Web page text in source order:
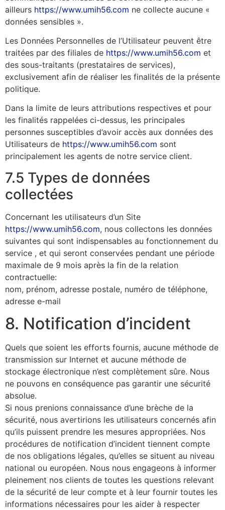
ailleurs https://www.umih56.com ne collecte aucune «
données sensibles ».
Les Données Personnelles de l’Utilisateur peuvent être
traitées par des filiales de https://www.umih56.com et
des sous-traitants (prestataires de services),
exclusivement afin de réaliser les finalités de la présente
politique.
Dans la limite de leurs attributions respectives et pour
les finalités rappelées ci-dessus, les principales
personnes susceptibles d’avoir accès aux données des
Utilisateurs de https://www.umih56.com sont
principalement les agents de notre service client.
7.5 Types de données
collectées
Concernant les utilisateurs d’un Site
https://www.umih56.com, nous collectons les données
suivantes qui sont indispensables au fonctionnement du
service , et qui seront conservées pendant une période
maximale de 9 mois après la fin de la relation
contractuelle:
nom, prénom, adresse postale, numéro de téléphone,
adresse e-mail
8. Notification d’incident
Quels que soient les efforts fournis, aucune méthode de
transmission sur Internet et aucune méthode de
stockage électronique n’est complètement sûre. Nous
ne pouvons en conséquence pas garantir une sécurité
absolue.
Si nous prenions connaissance d’une brèche de la
sécurité, nous avertirions les utilisateurs concernés afin
qu’ils puissent prendre les mesures appropriées. Nos
procédures de notification d’incident tiennent compte
de nos obligations légales, qu’elles se situent au niveau
national ou européen. Nous nous engageons à informer
pleinement nos clients de toutes les questions relevant
de la sécurité de leur compte et à leur fournir toutes les
informations nécessaires pour les aider à respecter